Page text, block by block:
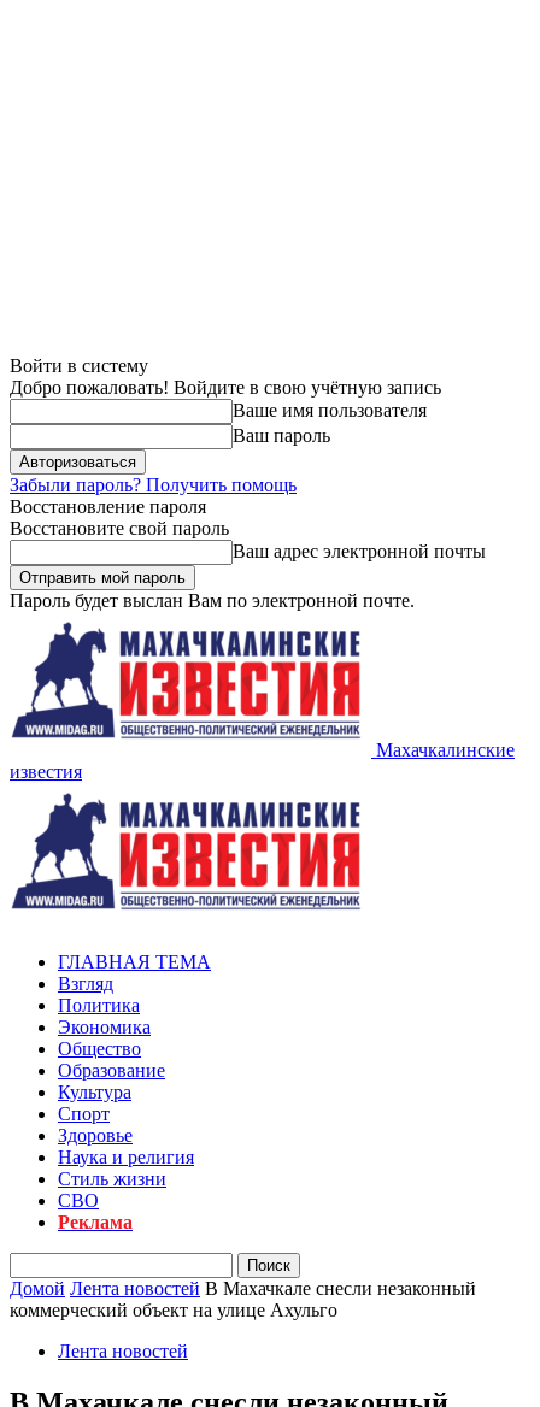
Войти в систему
Добро пожаловать! Войдите в свою учётную запись
Ваше имя пользователя
Ваш пароль
Забыли пароль? Получить помощь
Восстановление пароля
Восстановите свой пароль
Ваш адрес электронной почты
Пароль будет выслан Вам по электронной почте.
Махачкалинские
известия
ГЛАВНАЯ ТЕМА
Взгляд
Политика
Экономика
Общество
Образование
Культура
Спорт
Здоровье
Наука и религия
Стиль жизни
СВО
Реклама
Домой Лента новостей В Махачкале снесли незаконный
коммерческий объект на улице Ахульго
Лента новостей